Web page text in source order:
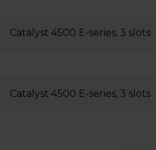
Catalyst 4500 E-series, 3 slots
Catalyst 4500 E-series, 3 slots